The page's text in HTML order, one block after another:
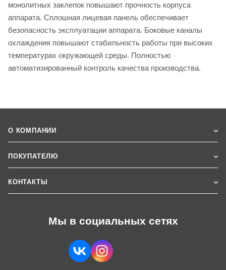
монолитных заклепок повышают прочность корпуса
аппарата. Сплошная лицевая панель обеспечивает
безопасность эксплуатации аппарата. Боковые каналы
охлаждения повышают стабильность работы при высоких
температурах окружающей среды. Полностью
автоматизированный контроль качества производства.
О КОМПАНИИ
ПОКУПАТЕЛЮ
КОНТАКТЫ
Мы в социальных сетях